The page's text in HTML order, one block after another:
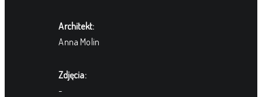
Architekt:
Anna Molin
Zdjęcia:
-